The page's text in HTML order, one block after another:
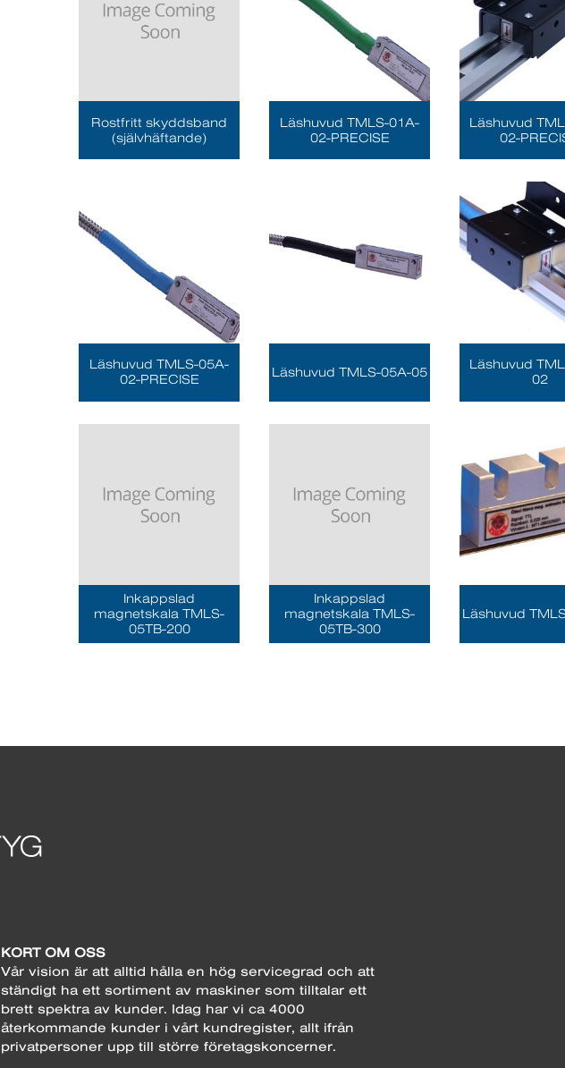
Rostfritt skyddsband
(självhäftande)
Läshuvud TMLS-01A-
02-PRECISE
Läshuvud
02-
Läshuvud TMLS-05A-
02-PRECISE
Läshuvud TMLS-05A-05
Läshuvud
02
Inkappslad
magnetskala TMLS-
05TB-200
Inkappslad
magnetskala TMLS-
05TB-300
Läshuvud
KORT OM OSS
Vår vision är att alltid hålla en hög servicegrad och att
ständigt ha ett sortiment av maskiner som tilltalar ett
brett spektra av kunder. Idag har vi ca 4000
återkommande kunder i vårt kundregister, allt ifrån
privatpersoner upp till större företagskoncerner.